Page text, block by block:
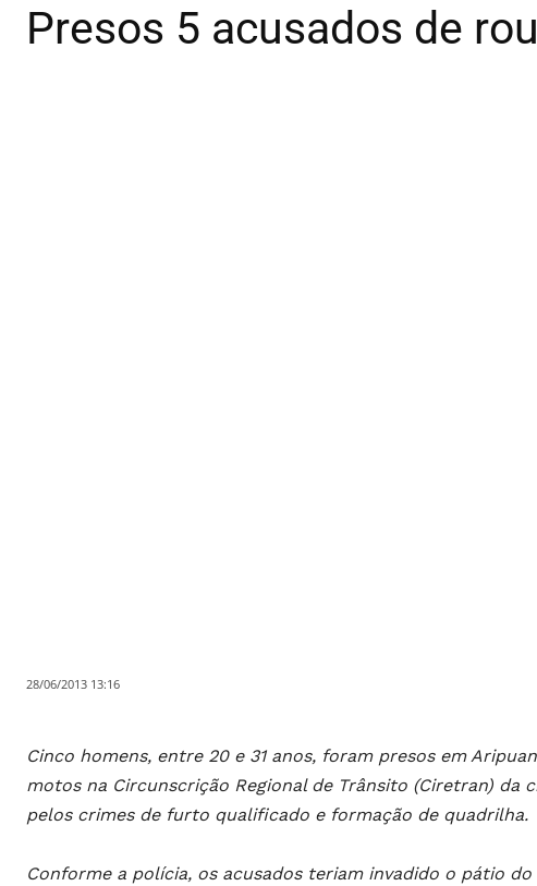
Presos 5 acusados de
28/06/2013 13:16
Cinco homens, entre 20 e 31 anos, foram presos em
motos na Circunscrição Regional de Trânsito (Ciretran) da
pelos crimes de furto qualificado e formação de quadrilha.
Conforme a polícia, os acusados teriam invadido o pátio